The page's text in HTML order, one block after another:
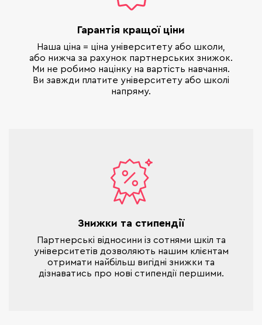
Гарантія кращої ціни
Наша ціна = ціна університету або школи,
або нижча за рахунок партнерських знижок.
Ми не робимо націнку на вартість навчання.
Ви завжди платите університету або школі
напряму.
Знижки та стипендії
Партнерські відносини із сотнями шкіл та
університетів дозволяють нашим клієнтам
отримати найбільш вигідні знижки та
дізнаватись про нові стипендії першими.